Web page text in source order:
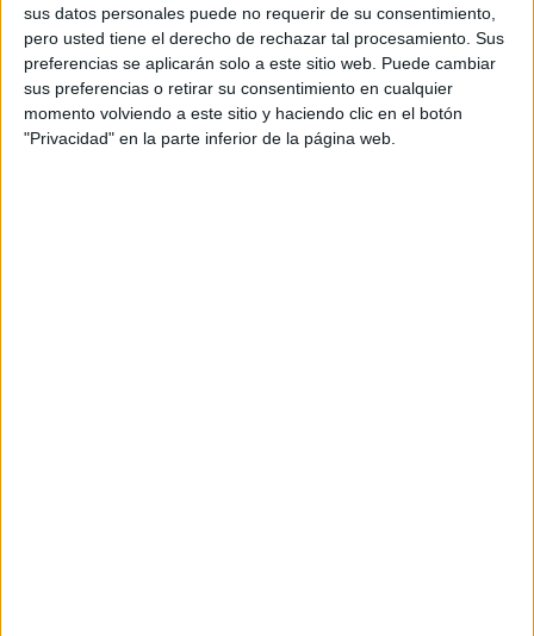
sus datos personales puede no requerir de su consentimiento,
pero usted tiene el derecho de rechazar tal procesamiento. Sus
preferencias se aplicarán solo a este sitio web. Puede cambiar
sus preferencias o retirar su consentimiento en cualquier
momento volviendo a este sitio y haciendo clic en el botón
"Privacidad" en la parte inferior de la página web.